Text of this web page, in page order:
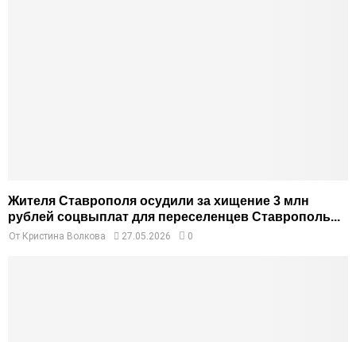
Жителя Ставрополя осудили за хищение 3 млн
рублей соцвыплат для переселенцев Ставрополь...
От Кристина Волкова 27.05.2026 0